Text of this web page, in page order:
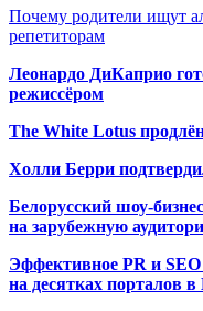
Почему родители ищут
репетиторам
Леонардо ДиКаприо
режиссёром
The White Lotus
Холли Берри
Белорусский шоу-
на зарубежную
Эффективное PR и
на десятках порталов в